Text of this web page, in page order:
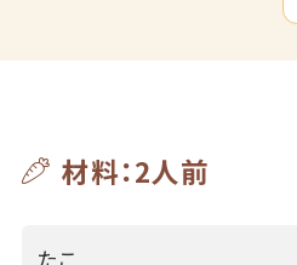
材料：2人前
たこ